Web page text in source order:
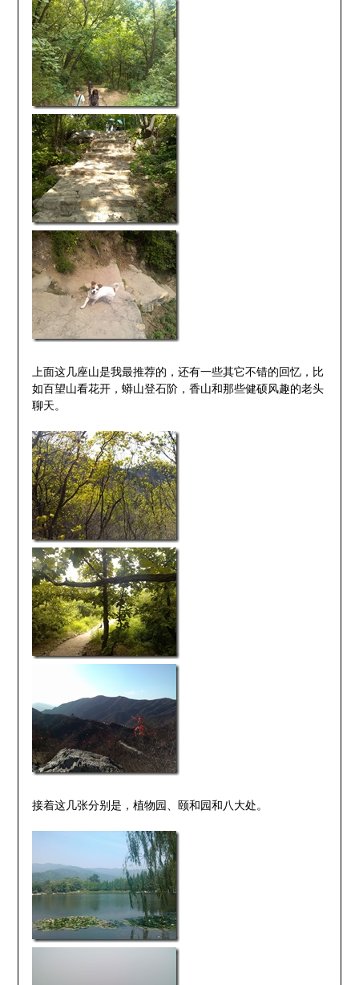
上面这几座山是我最推荐的，还有一些其它不错的回忆，比
如百望山看花开，蟒山登石阶，香山和那些健硕风趣的老头
聊天。
接着这几张分别是，植物园、颐和园和八大处。